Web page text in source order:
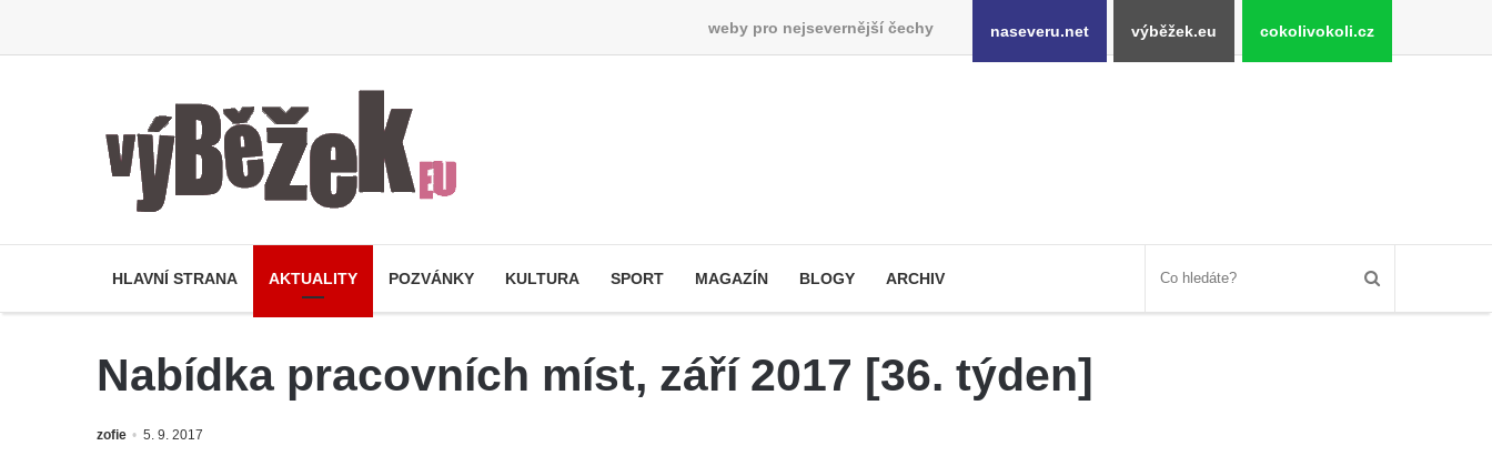
weby pro nejsevernější čechy naseveru.net výběžek.eu cokolivokoli.cz
HLAVNÍ STRANA AKTUALITY POZVÁNKY KULTURA SPORT MAGAZÍN BLOGY ARCHIV
Nabídka pracovních míst, září 2017 [36. týden]
zofie 5. 9. 2017